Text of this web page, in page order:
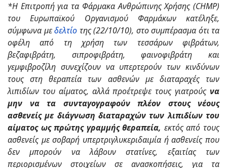
*Η Επιτροπή για τα Φάρμακα Ανθρώπινης Χρήσης (CHMP)
του Ευρωπαϊκού Οργανισμού Φαρμάκων κατέληξε,
σύμφωνα μεδελτίο της (22/10/10), στο συμπέρασμα ότι τα
οφέλη από τη χρήση των τεσσάρων φιβράτων,
βεζαφιβράτη, σιπροφιβράτη, φαινοφιβράτη και
γεμφιβροζίλη συνεχίζουν να υπερτερούν των κινδύνων
τους στη θεραπεία των ασθενών με διαταραχές των
λιπιδίων του αίματος, αλλά προέτρεψε τους γιατρούς να
μην να τα συνταγογραφούν πλέον στους νέους
ασθενείς με διάγνωση διαταραχών των λιπιδίων του
αίματος ως πρώτης γραμμής θεραπεία, εκτός από τους
ασθενείς με σοβαρή υπερτριγλυκεριδαιμία ή ασθενείς που
δεν μπορούν να λάβουν στατίνες, εξαιτίας των
περιορισμένων στοιχείων σε ανασκοπήσεις, για τα